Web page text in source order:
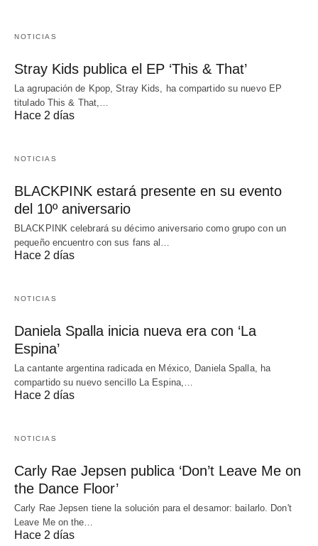
NOTICIAS
Stray Kids publica el EP ‘This & That’
La agrupación de Kpop, Stray Kids, ha compartido su nuevo EP
titulado This & That,…
Hace 2 días
NOTICIAS
BLACKPINK estará presente en su evento
del 10º aniversario
BLACKPINK celebrará su décimo aniversario como grupo con un
pequeño encuentro con sus fans al…
Hace 2 días
NOTICIAS
Daniela Spalla inicia nueva era con ‘La
Espina’
La cantante argentina radicada en México, Daniela Spalla, ha
compartido su nuevo sencillo La Espina,…
Hace 2 días
NOTICIAS
Carly Rae Jepsen publica ‘Don’t Leave Me on
the Dance Floor’
Carly Rae Jepsen tiene la solución para el desamor: bailarlo. Don't
Leave Me on the…
Hace 2 días